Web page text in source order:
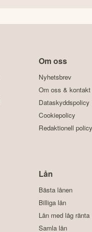
Om oss
Nyhetsbrev
Om oss & kontakt
Dataskyddspolicy
Cookiepolicy
Redaktionell policy
Lån
Bästa lånen
Billiga lån
Lån med låg ränta
Samla lån